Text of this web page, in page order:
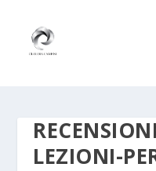
LEZIONI-